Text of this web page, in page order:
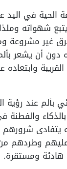
الحية في اليد
شهواته
غير مشروعة
دون أن يشعر
القريبة
بألم عند رؤية
بالذكاء
يتفادى
وطردهم
هادئة ومستقرة.